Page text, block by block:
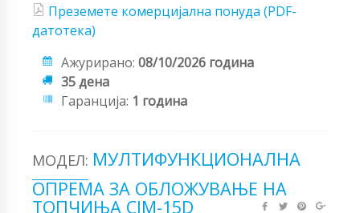
Преземете комерцијална понуда (PDF-
датотека)
Ажурирано: 08/10/2026 година
35 дена
Гаранција: 1 година
МОДЕЛ: МУЛТИФУНКЦИОНАЛНА
ОПРЕМА ЗА ОБЛОЖУВАЊЕ НА
ТОПЧИЊА CJM-15D